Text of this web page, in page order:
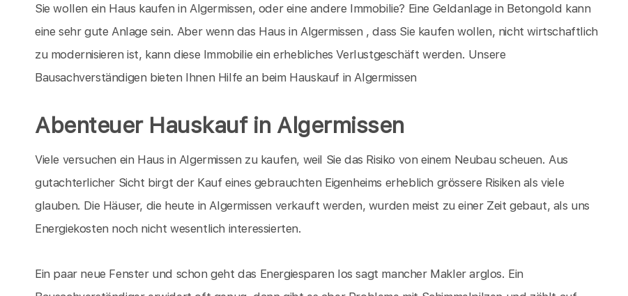
Sie wollen ein Haus kaufen in Algermissen, oder eine andere Immobilie? Eine Geldanlage in Betongold kann
eine sehr gute Anlage sein. Aber wenn das Haus in Algermissen , dass Sie kaufen wollen, nicht wirtschaftlich
zu modernisieren ist, kann diese Immobilie ein erhebliches Verlustgeschäft werden. Unsere
Bausachverständigen bieten Ihnen Hilfe an beim Hauskauf in Algermissen
Abenteuer Hauskauf in Algermissen
Viele versuchen ein Haus in Algermissen zu kaufen, weil Sie das Risiko von einem Neubau scheuen. Aus
gutachterlicher Sicht birgt der Kauf eines gebrauchten Eigenheims erheblich grössere Risiken als viele
glauben. Die Häuser, die heute in Algermissen verkauft werden, wurden meist zu einer Zeit gebaut, als uns
Energiekosten noch nicht wesentlich interessierten.
Ein paar neue Fenster und schon geht das Energiesparen los sagt mancher Makler arglos. Ein